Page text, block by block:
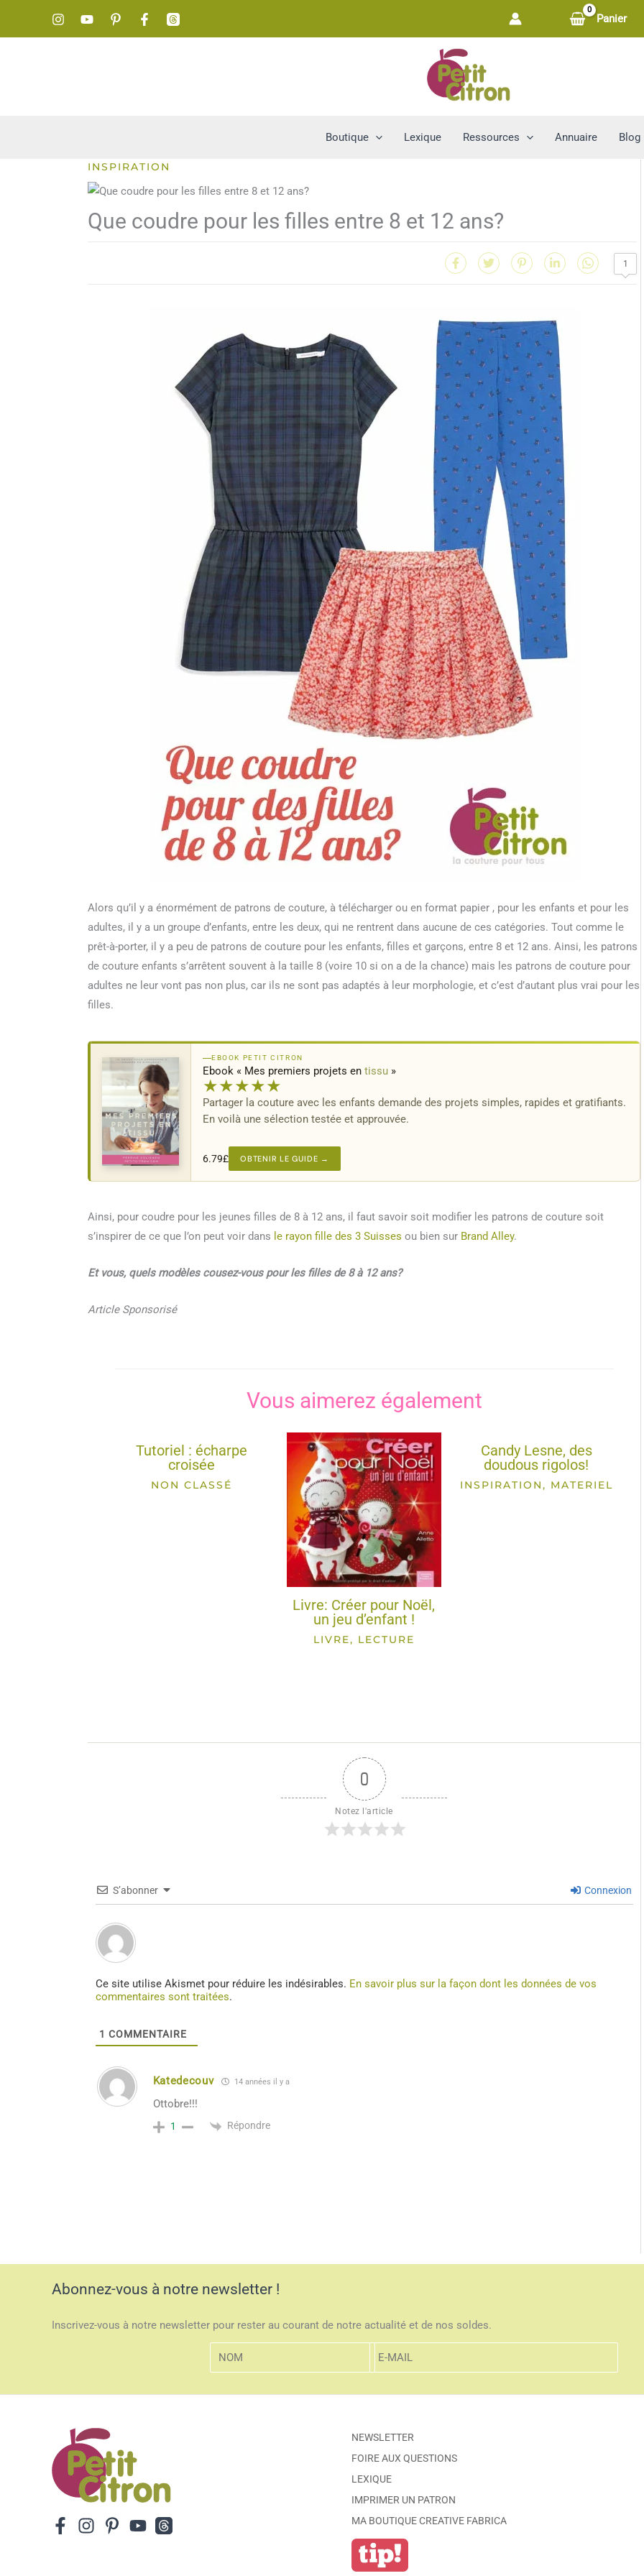
Panier
Boutique Lexique Ressources Annuaire Blog
INSPIRATION
Que coudre pour les filles entre 8 et 12 ans?
1
Alors qu’il y a énormément de patrons de couture, à télécharger ou en format papier , pour les enfants et pour les
adultes, il y a un groupe d’enfants, entre les deux, qui ne rentrent dans aucune de ces catégories. Tout comme le
prêt-à-porter, il y a peu de patrons de couture pour les enfants, filles et garçons, entre 8 et 12 ans. Ainsi, les patrons
de couture enfants s’arrêtent souvent à la taille 8 (voire 10 si on a de la chance) mais les patrons de couture pour
adultes ne leur vont pas non plus, car ils ne sont pas adaptés à leur morphologie, et c’est d’autant plus vrai pour les
filles.
EBOOK PETIT CITRON
Ebook « Mes premiers projets en tissu »
★★★★★
Partager la couture avec les enfants demande des projets simples, rapides et gratifiants.
En voilà une sélection testée et approuvée.
6.79£ OBTENIR LE GUIDE →
Ainsi, pour coudre pour les jeunes filles de 8 à 12 ans, il faut savoir soit modifier les patrons de couture soit
s’inspirer de ce que l’on peut voir dans le rayon fille des 3 Suisses ou bien sur Brand Alley.
Et vous, quels modèles cousez-vous pour les filles de 8 à 12 ans?
Article Sponsorisé
Vous aimerez également
Tutoriel : écharpe
croisée
NON CLASSÉ
Livre: Créer pour Noël,
un jeu d’enfant !
LIVRE, LECTURE
Candy Lesne, des
doudous rigolos!
INSPIRATION, MATERIEL
0
Notez l'article
S’abonner Connexion
Ce site utilise Akismet pour réduire les indésirables. En savoir plus sur la façon dont les données de vos
commentaires sont traitées.
1 COMMENTAIRE
Katedecouv 14 années il y a
Ottobre!!!
1 Répondre
Abonnez-vous à notre newsletter !
Inscrivez-vous à notre newsletter pour rester au courant de notre actualité et de nos soldes.
NEWSLETTER
FOIRE AUX QUESTIONS
LEXIQUE
IMPRIMER UN PATRON
MA BOUTIQUE CREATIVE FABRICA